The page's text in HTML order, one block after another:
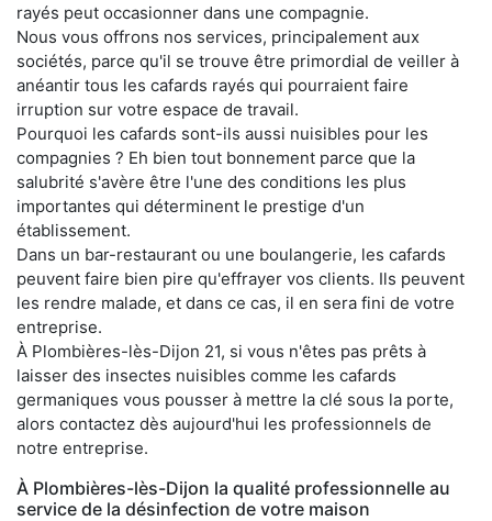
rayés peut occasionner dans une compagnie.
Nous vous offrons nos services, principalement aux
sociétés, parce qu'il se trouve être primordial de veiller à
anéantir tous les cafards rayés qui pourraient faire
irruption sur votre espace de travail.
Pourquoi les cafards sont-ils aussi nuisibles pour les
compagnies ? Eh bien tout bonnement parce que la
salubrité s'avère être l'une des conditions les plus
importantes qui déterminent le prestige d'un
établissement.
Dans un bar-restaurant ou une boulangerie, les cafards
peuvent faire bien pire qu'effrayer vos clients. Ils peuvent
les rendre malade, et dans ce cas, il en sera fini de votre
entreprise.
À Plombières-lès-Dijon 21, si vous n'êtes pas prêts à
laisser des insectes nuisibles comme les cafards
germaniques vous pousser à mettre la clé sous la porte,
alors contactez dès aujourd'hui les professionnels de
notre entreprise.
À Plombières-lès-Dijon la qualité professionnelle au
service de la désinfection de votre maison